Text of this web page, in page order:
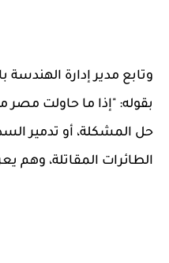
وتابع مدير إدارة الهندسة
بقوله: "إذا ما حاولت
حل المشكلة، أو تدمير
الطائرات المقاتلة، وهم